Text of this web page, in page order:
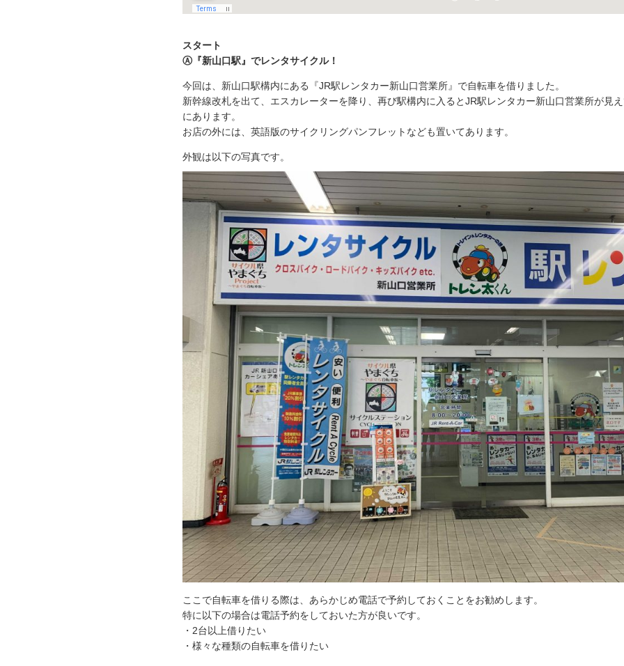
スタート
Ⓐ『新山口駅』でレンタサイクル！
今回は、新山口駅構内にある『JR駅レンタカー新山口営業所』で自転車を借りました。
新幹線改札を出て、エスカレーターを降り、再び駅構内に入るとJR駅レンタカー新山口営業所が見
にあります。
お店の外には、英語版のサイクリングパンフレットなども置いてあります。
外観は以下の写真です。
ここで自転車を借りる際は、あらかじめ電話で予約しておくことをお勧めします。
特に以下の場合は電話予約をしておいた方が良いです。
・2台以上借りたい
・様々な種類の自転車を借りたい